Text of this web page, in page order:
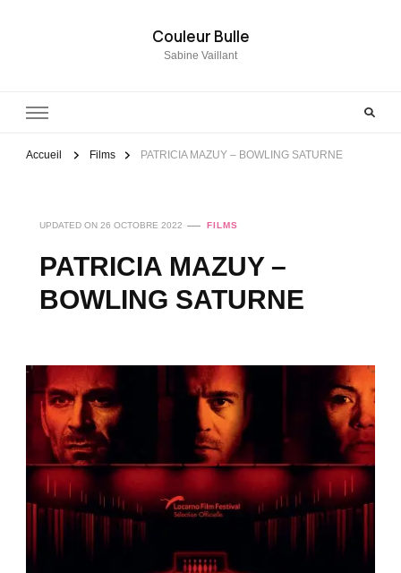
Couleur Bulle
Sabine Vaillant
Accueil Films PATRICIA MAZUY – BOWLING SATURNE
UPDATED ON 26 OCTOBRE 2022 FILMS
PATRICIA MAZUY –
BOWLING SATURNE